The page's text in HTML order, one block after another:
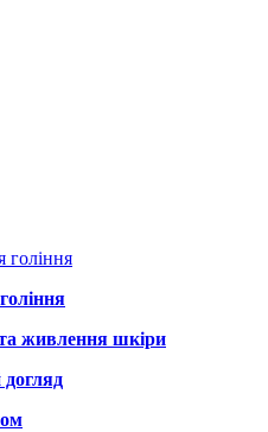
гоління
живлення шкіри